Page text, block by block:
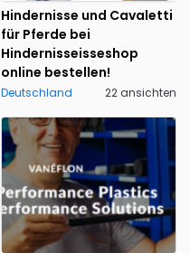
Hindernisse und Cavaletti
für Pferde bei
Hindernisseisseshop
online bestellen!
Deutschland 22 ansichten